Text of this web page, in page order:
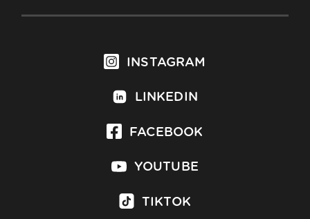
INSTAGRAM
LINKEDIN
FACEBOOK
YOUTUBE
TIKTOK